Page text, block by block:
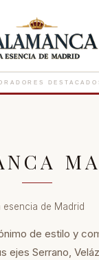
Rabat
infinita que
esencia de Madrid
de estilo y
ejes Serrano,